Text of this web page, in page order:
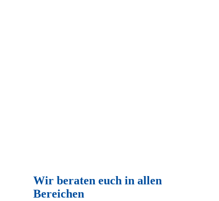
Wir beraten euch in allen
Bereichen